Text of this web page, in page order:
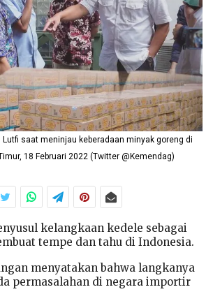
Lutfi saat meninjau keberadaan minyak goreng di
18 Februari 2022 (Twitter @Kemendag)
kelangkaan kedele sebagai
tempe dan tahu di Indonesia.
menyatakan bahwa langkanya
permasalahan di negara importir